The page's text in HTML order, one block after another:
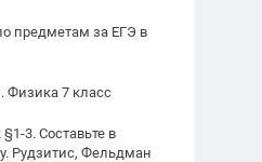
предметам за ЕГЭ в
Физика 7 класс
3. Составьте в
Рудзитис, Фельдман